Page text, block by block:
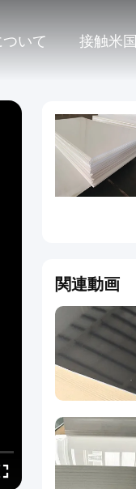
いて 接触米国
Fullscreen
関連動画